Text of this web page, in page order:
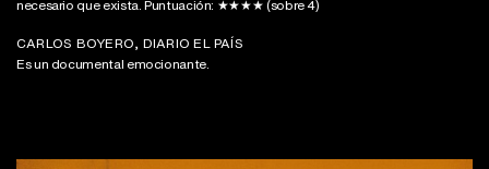
necesario que exista. Puntuación: ★★★★ (sobre 4)
CARLOS BOYERO, DIARIO EL PAÍS
Es un documental emocionante.